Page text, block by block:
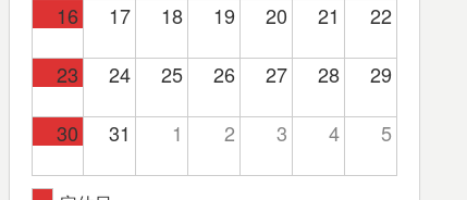
16 17 18 19 20 21 22
23 24 25 26 27 28 29
30 31 1 2 3 4 5